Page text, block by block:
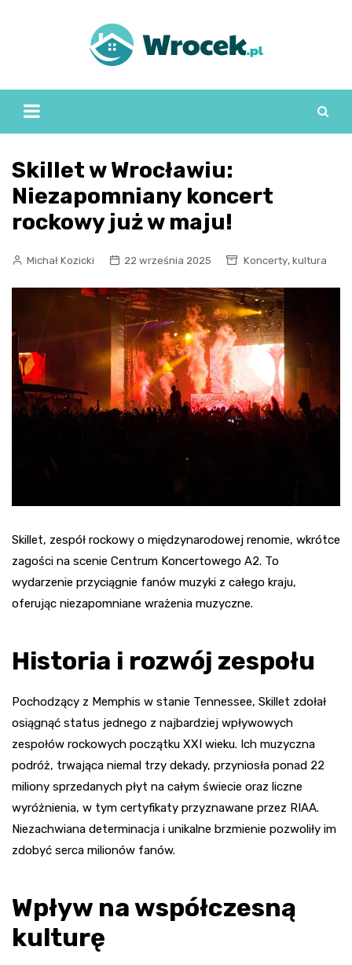
Skillet w Wrocławiu:
Niezapomniany koncert
rockowy już w maju!
Michał Kozicki 22 września 2025 Koncerty, kultura
Skillet, zespół rockowy o międzynarodowej renomie, wkrótce
zagości na scenie Centrum Koncertowego A2. To
wydarzenie przyciągnie fanów muzyki z całego kraju,
oferując niezapomniane wrażenia muzyczne.
Historia i rozwój zespołu
Pochodzący z Memphis w stanie Tennessee, Skillet zdołał
osiągnąć status jednego z najbardziej wpływowych
zespołów rockowych początku XXI wieku. Ich muzyczna
podróż, trwająca niemal trzy dekady, przyniosła ponad 22
miliony sprzedanych płyt na całym świecie oraz liczne
wyróżnienia, w tym certyfikaty przyznawane przez RIAA.
Niezachwiana determinacja i unikalne brzmienie pozwoliły im
zdobyć serca milionów fanów.
Wpływ na współczesną
kulturę